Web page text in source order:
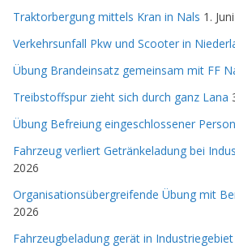
Traktorbergung mittels Kran in Nals 1.
Verkehrsunfall Pkw und Scooter in
Übung Brandeinsatz gemeinsam mit FF
Treibstoffspur zieht sich durch ganz Lana
Übung Befreiung eingeschlossener
Fahrzeug verliert Getränkeladung bei
2026
Organisationsübergreifende Übung mit
2026
Fahrzeugbeladung gerät in